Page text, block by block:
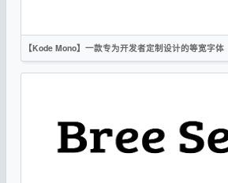
【Kode Mono】一款专为开发者定制设计的等宽字体
英文
OFL